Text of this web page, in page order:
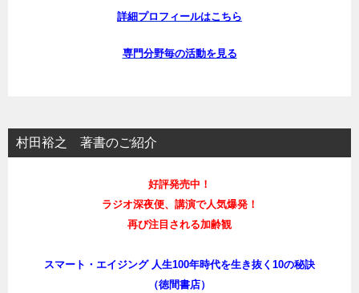
詳細プロフィールはこちら
専門分野毎の活動を見る
村田裕之 著書のご紹介
好評発売中！
ラジオ深夜便、講演で人気爆発！
再び注目される加齢観
スマート・エイジング 人生100年時代を生き抜く10の秘訣
（徳間書店）